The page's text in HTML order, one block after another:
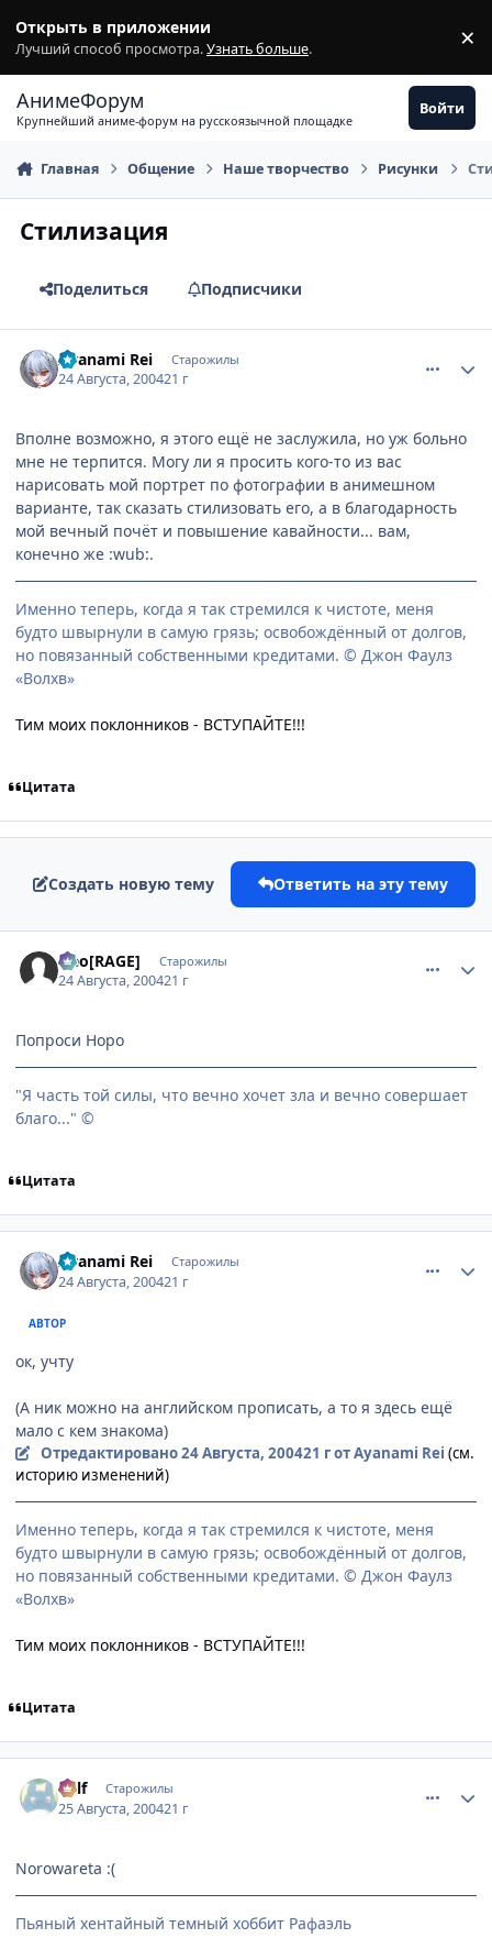
Открыть в приложении
Лучший способ просмотра.Узнать больше. ×
АнимеФорум
Крупнейший аниме-форум на русскоязычной площадке
Войти
Главная Общение Наше творчество Рисунки
Стилизация
Поделиться Подписчики
Ayanami Rei Старожилы
24 Августа, 200421 г
Вполне возможно, я этого ещё не заслужила, но уж больно
мне не терпится. Могу ли я просить кого-то из вас
нарисовать мой портрет по фотографии в анимешном
варианте, так сказать стилизовать его, а в благодарность
мой вечный почёт и повышение кавайности... вам,
конечно же :wub:.
Именно теперь, когда я так стремился к чистоте, меня
будто швырнули в самую грязь; освобождённый от долгов,
но повязанный собственными кредитами. © Джон Фаулз
«Волхв»
Тим моих поклонников - ВСТУПАЙТЕ!!!
Цитата
Создать новую тему Ответить на эту тему
Neo[RAGE] Старожилы
24 Августа, 200421 г
Попроси Норо
"Я часть той силы, что вечно хочет зла и вечно совершает
благо..." ©
Цитата
Ayanami Rei Старожилы
24 Августа, 200421 г
АВТОР
ок, учту
(А ник можно на английском прописать, а то я здесь ещё
мало с кем знакома)
Отредактировано24 Августа, 200421 гот Ayanami Rei (см.
историю изменений)
Именно теперь, когда я так стремился к чистоте, меня
будто швырнули в самую грязь; освобождённый от долгов,
но повязанный собственными кредитами. © Джон Фаулз
«Волхв»
Тим моих поклонников - ВСТУПАЙТЕ!!!
Цитата
Ralf Старожилы
25 Августа, 200421 г
Norowareta :(
Пьяный хентайный темный хоббит Рафаэль